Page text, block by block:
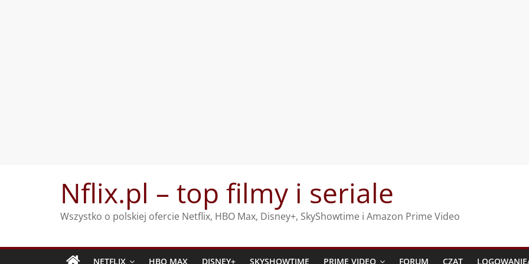
Nflix.pl – top filmy i seriale
Wszystko o polskiej ofercie Netflix, HBO Max, Disney+, SkyShowtime i Amazon Prime Video
NETFLIX HBO MAX DISNEY+ SKYSHOWTIME PRIME VIDEO FORUM CZAT